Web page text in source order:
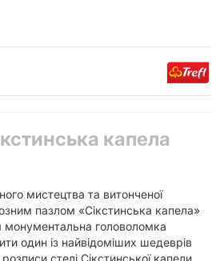
капела
мистецтва та витонченої
пазлом «Сікстинська капела»
монументальна головоломка
один із найвідоміших шедеврів